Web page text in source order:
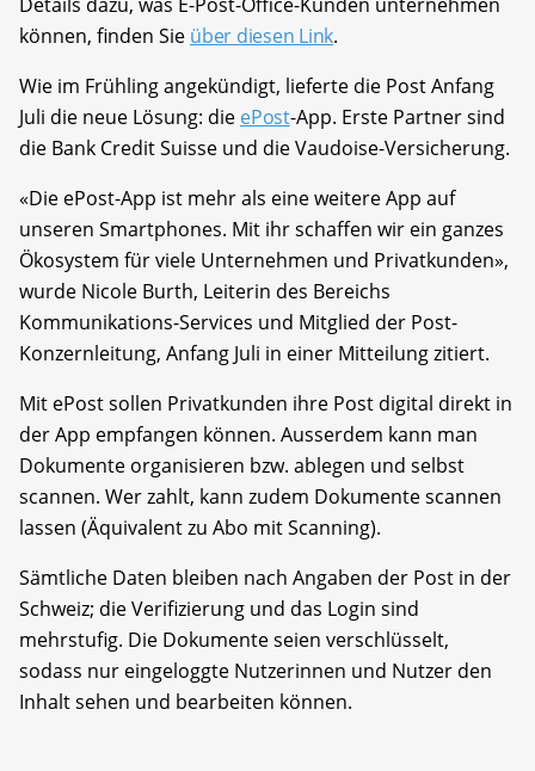
Details dazu, was E-Post-Office-Kunden unternehmen
können, finden Sie über diesen Link.
Wie im Frühling angekündigt, lieferte die Post Anfang
Juli die neue Lösung: die ePost-App. Erste Partner sind
die Bank Credit Suisse und die Vaudoise-Versicherung.
«Die ePost-App ist mehr als eine weitere App auf
unseren Smartphones. Mit ihr schaffen wir ein ganzes
Ökosystem für viele Unternehmen und Privatkunden»,
wurde Nicole Burth, Leiterin des Bereichs
Kommunikations-Services und Mitglied der Post-
Konzernleitung, Anfang Juli in einer Mitteilung zitiert.
Mit ePost sollen Privatkunden ihre Post digital direkt in
der App empfangen können. Ausserdem kann man
Dokumente organisieren bzw. ablegen und selbst
scannen. Wer zahlt, kann zudem Dokumente scannen
lassen (Äquivalent zu Abo mit Scanning).
Sämtliche Daten bleiben nach Angaben der Post in der
Schweiz; die Verifizierung und das Login sind
mehrstufig. Die Dokumente seien verschlüsselt,
sodass nur eingeloggte Nutzerinnen und Nutzer den
Inhalt sehen und bearbeiten können.